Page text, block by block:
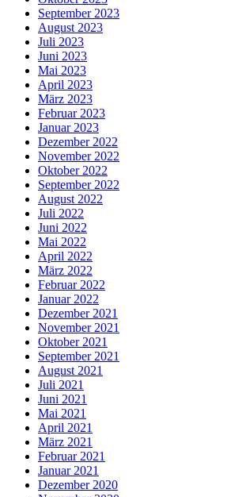
September 2023
August 2023
Juli 2023
Juni 2023
Mai 2023
April 2023
März 2023
Februar 2023
Januar 2023
Dezember 2022
November 2022
Oktober 2022
September 2022
August 2022
Juli 2022
Juni 2022
Mai 2022
April 2022
März 2022
Februar 2022
Januar 2022
Dezember 2021
November 2021
Oktober 2021
September 2021
August 2021
Juli 2021
Juni 2021
Mai 2021
April 2021
März 2021
Februar 2021
Januar 2021
Dezember 2020